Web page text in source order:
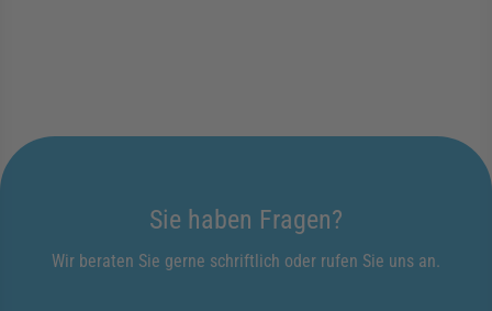
Sie haben Fragen?
Wir beraten Sie gerne schriftlich oder rufen Sie uns an.